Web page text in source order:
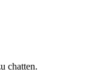
chatten.